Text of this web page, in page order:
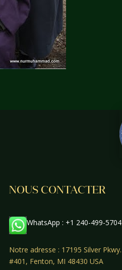
NOUS CONTACTER
WhatsApp : +1 240-499-5704
Notre adresse : 17195 Silver Pkwy.
#401, Fenton, MI 48430 USA